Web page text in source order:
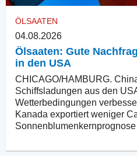
ÖLSAATEN
04.08.2026
Ölsaaten: Gute
in den USA
CHICAGO/HAMBURG.
Schiffsladungen aus den
Wetterbedingungen
Kanada exportiert weniger